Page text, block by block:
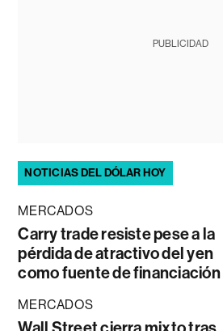
PUBLICIDAD
NOTICIAS DEL DÓLAR HOY
MERCADOS
Carry trade resiste pese a la
pérdida de atractivo del yen
como fuente de financiación
MERCADOS